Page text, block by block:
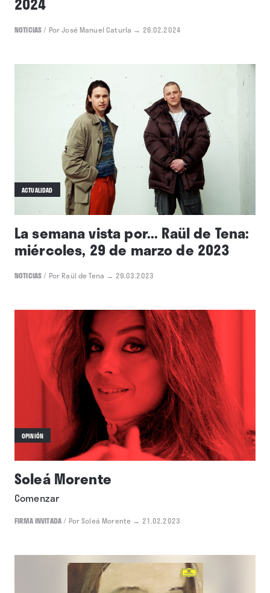
NOTICIAS/ Por José Manuel Caturla → 26.02.2024
ACTUALIDAD
La semana vista por... Raül de Tena:
miércoles, 29 de marzo de 2023
NOTICIAS/ Por Raül de Tena → 29.03.2023
OPINIÓN
Soleá Morente
Comenzar
FIRMA INVITADA/ Por Soleá Morente → 21.02.2023